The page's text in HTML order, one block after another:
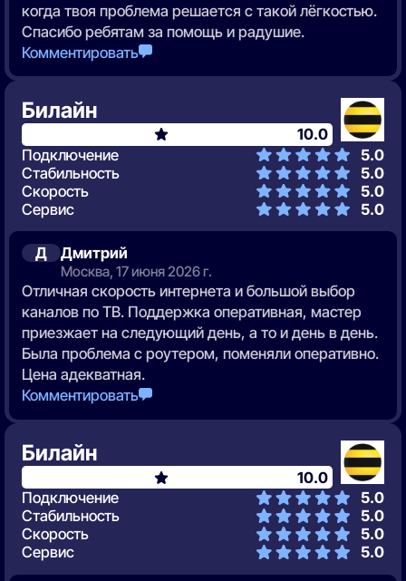
когда твоя проблема решается с такой лёгкостью.
Спасибо ребятам за помощь и радушие.
Комментировать
Д Дмитрий
Москва, 17 июня 2026 г.
Отличная скорость интернета и большой выбор
каналов по ТВ. Поддержка оперативная, мастер
приезжает на следующий день, а то и день в день.
Была проблема с роутером, поменяли оперативно.
Цена адекватная.
Комментировать
Билайн
10.0
Подключение
5.0
Стабильность
5.0
Скорость
5.0
Сервис
5.0
Билайн
10.0
Подключение
5.0
Стабильность
5.0
Скорость
5.0
Сервис
5.0